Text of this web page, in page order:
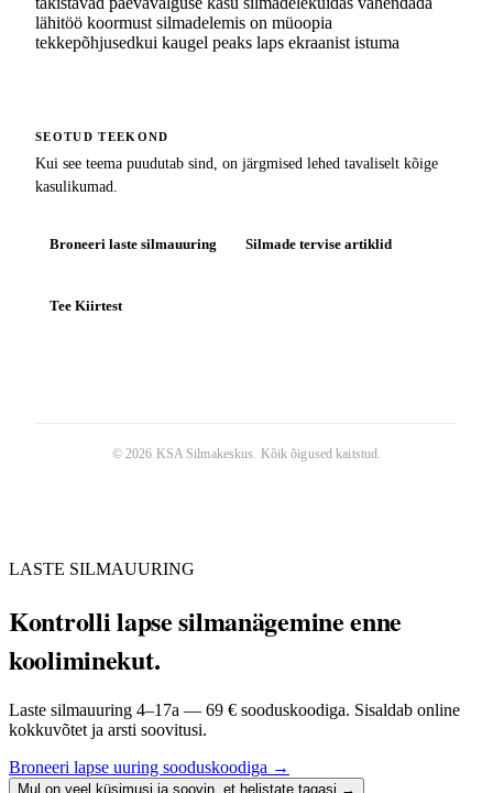
lähitöö koormust silmadelemis on müoopia
tekkepõhjusedkui kaugel peaks laps ekraanist istuma
SEOTUD TEEKOND
Kui see teema puudutab sind, on järgmised lehed tavaliselt kõige
kasulikumad.
Broneeri laste silmauuring Silmade tervise artiklid
Tee Kiirtest
© 2026 KSA Silmakeskus. Kõik õigused kaitstud.
LASTE SILMAUURING
Kontrolli lapse silmanägemine enne
kooliminekut.
Laste silmauuring 4–17a — 69 € sooduskoodiga. Sisaldab online
kokkuvõtet ja arsti soovitusi.
Broneeri lapse uuring sooduskoodiga →
Mul on veel küsimusi ja soovin, et helistate tagasi →